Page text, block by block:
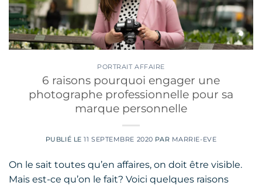
PORTRAIT AFFAIRE
6 raisons pourquoi engager une
photographe professionnelle pour sa
marque personnelle
PUBLIÉ LE11 SEPTEMBRE 2020 PAR MARRIE-EVE
On le sait toutes qu’en affaires, on doit être visible.
Mais est-ce qu’on le fait? Voici quelques raisons